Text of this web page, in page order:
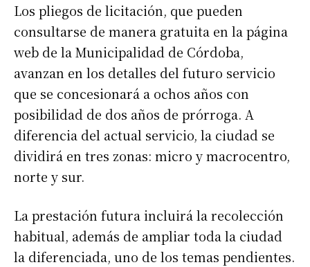
Los pliegos de licitación, que pueden
consultarse de manera gratuita en la página
web de la Municipalidad de Córdoba,
avanzan en los detalles del futuro servicio
que se concesionará a ochos años con
posibilidad de dos años de prórroga. A
diferencia del actual servicio, la ciudad se
dividirá en tres zonas: micro y macrocentro,
norte y sur.
La prestación futura incluirá la recolección
habitual, además de ampliar toda la ciudad
la diferenciada, uno de los temas pendientes.